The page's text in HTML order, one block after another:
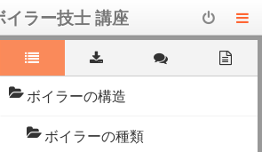
イラー技士 講座
ボイラーの構造
ボイラーの種類